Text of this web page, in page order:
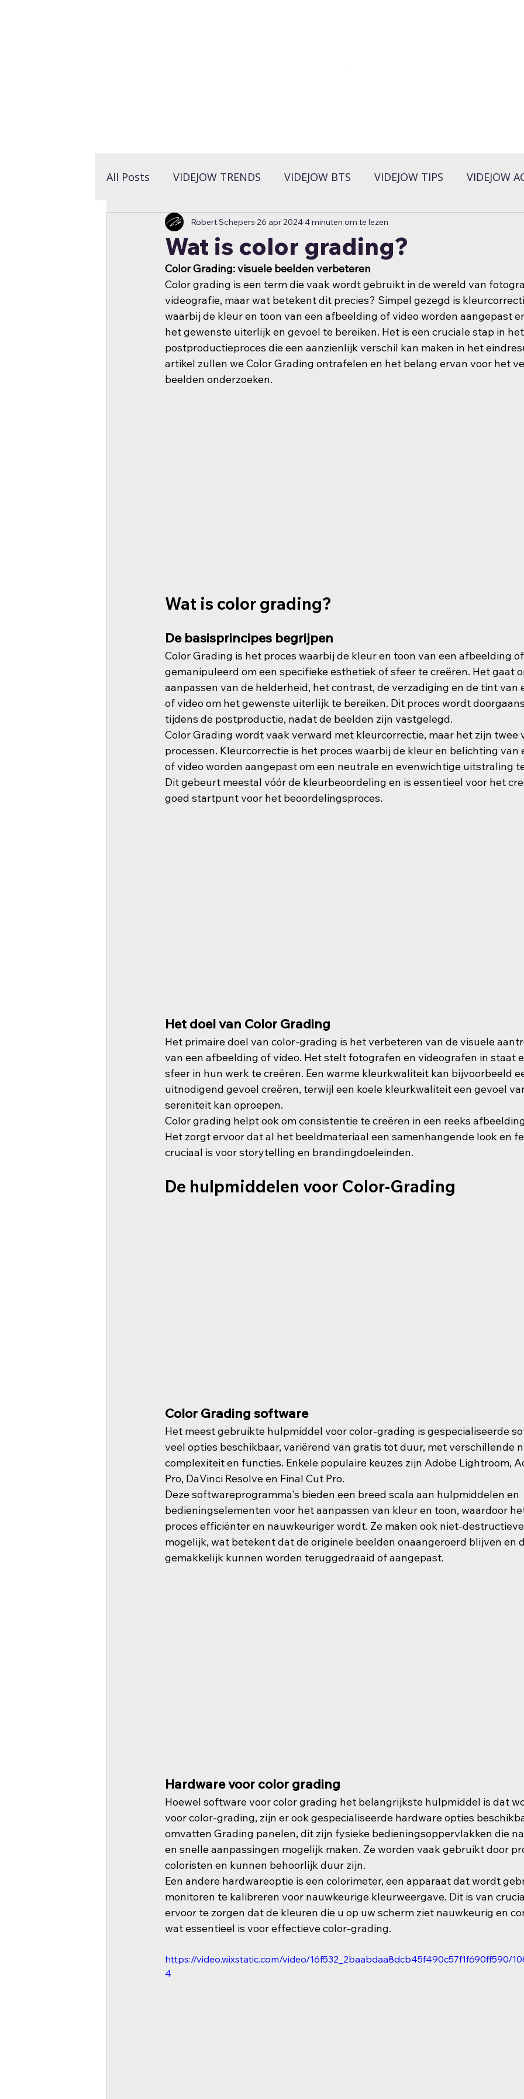
All Posts VIDEJOW TRENDS VIDEJOW BTS VIDEJOW TIPS VIDEJOW
VIDEJOW INSPIRATIE
Wat is color grading?
Robert Schepers 26 apr 20244 minuten om te lezen
Color Grading: visuele beelden verbeteren
Color grading is een term die vaak wordt gebruikt in de wereld van
videografie, maar wat betekent dit precies? Simpel gezegd is
waarbij de kleur en toon van een afbeelding of video worden aangepast
het gewenste uiterlijk en gevoel te bereiken. Het is een cruciale stap in het
postproductieproces die een aanzienlijk verschil kan maken in het
artikel zullen we Color Grading ontrafelen en het belang ervan voor het
beelden onderzoeken.
Wat is color grading?
De basisprincipes begrijpen
Color Grading is het proces waarbij de kleur en toon van een afbeelding
gemanipuleerd om een specifieke esthetiek of sfeer te creëren. Het gaat
aanpassen van de helderheid, het contrast, de verzadiging en de tint van
of video om het gewenste uiterlijk te bereiken. Dit proces wordt
tijdens de postproductie, nadat de beelden zijn vastgelegd.
Color Grading wordt vaak verward met kleurcorrectie, maar het zijn twee
processen. Kleurcorrectie is het proces waarbij de kleur en belichting van
of video worden aangepast om een neutrale en evenwichtige uitstraling
Dit gebeurt meestal vóór de kleurbeoordeling en is essentieel voor het
goed startpunt voor het beoordelingsproces.
Het doel van Color Grading
Het primaire doel van color-grading is het verbeteren van de visuele
van een afbeelding of video. Het stelt fotografen en videografen in staat
sfeer in hun werk te creëren. Een warme kleurkwaliteit kan bijvoorbeeld
uitnodigend gevoel creëren, terwijl een koele kleurkwaliteit een gevoel
sereniteit kan oproepen.
Color grading helpt ook om consistentie te creëren in een reeks
Het zorgt ervoor dat al het beeldmateriaal een samenhangende look en
cruciaal is voor storytelling en brandingdoeleinden.
De hulpmiddelen voor Color-Grading
Color Grading software
Het meest gebruikte hulpmiddel voor color-grading is gespecialiseerde
veel opties beschikbaar, variërend van gratis tot duur, met verschillende
complexiteit en functies. Enkele populaire keuzes zijn Adobe Lightroom,
Pro, DaVinci Resolve en Final Cut Pro.
Deze softwareprogramma's bieden een breed scala aan hulpmiddelen en
bedieningselementen voor het aanpassen van kleur en toon, waardoor
proces efficiënter en nauwkeuriger wordt. Ze maken ook niet-
mogelijk, wat betekent dat de originele beelden onaangeroerd blijven en
gemakkelijk kunnen worden teruggedraaid of aangepast.
Hardware voor color grading
Hoewel software voor color grading het belangrijkste hulpmiddel is dat
voor color-grading, zijn er ook gespecialiseerde hardware opties
omvatten Grading panelen, dit zijn fysieke bedieningsoppervlakken die
en snelle aanpassingen mogelijk maken. Ze worden vaak gebruikt door
coloristen en kunnen behoorlijk duur zijn.
Een andere hardwareoptie is een colorimeter, een apparaat dat wordt
monitoren te kalibreren voor nauwkeurige kleurweergave. Dit is van
ervoor te zorgen dat de kleuren die u op uw scherm ziet nauwkeurig en
wat essentieel is voor effectieve color-grading.
https://video.wixstatic.com/video/16f532_2baabdaa8dcb45f490c57f1f690ff590/
4